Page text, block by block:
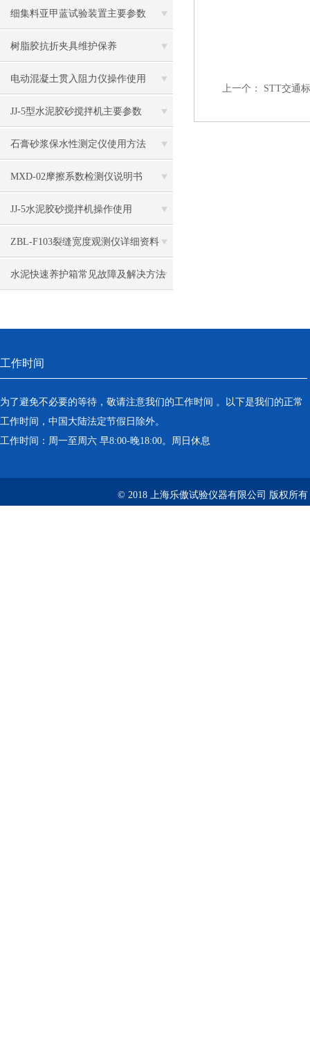
细集料亚甲蓝试验装置主要参数
树脂胶抗折夹具维护保养
电动混凝土贯入阻力仪操作使用
JJ-5型水泥胶砂搅拌机主要参数
石膏砂浆保水性测定仪使用方法
MXD-02摩擦系数检测仪说明书
JJ-5水泥胶砂搅拌机操作使用
ZBL-F103裂缝宽度观测仪详细资料
水泥快速养护箱常见故障及解决方法
上一个： STT交通
工作时间
为了避免不必要的等待，敬请注意我们的工作时间 。以下是我们的正常
工作时间，中国大陆法定节假日除外。
工作时间：周一至周六 早8:00-晚18:00。周日休息
© 2018 上海乐傲试验仪器有限公司 版权所